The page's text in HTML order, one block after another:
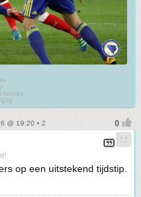
honey
i\]
@ 19:20 • 2
op een uitstekend tijdstip.